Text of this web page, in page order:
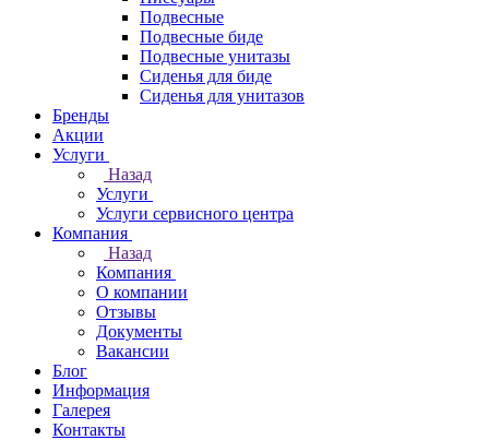
Подвесные
Подвесные биде
Подвесные унитазы
Сиденья для биде
Сиденья для унитазов
Бренды
Акции
Услуги
Назад
Услуги
Услуги сервисного центра
Компания
Назад
Компания
О компании
Отзывы
Документы
Вакансии
Блог
Информация
Галерея
Контакты